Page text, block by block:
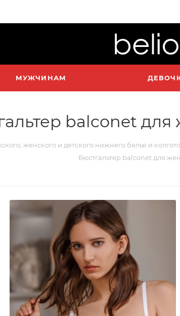
МУЖЧИНАМ
balconet
женского и детского нижнего белья и
Бюстгальтер balconet для